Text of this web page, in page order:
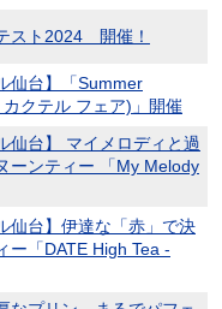
スト2024 開催！
仙台】「Summer
クテル フェア)」開催
仙台】 マイメロディと過
ーンティー 「My Melody
仙台】伊達な「赤」で決
ー「DATE High Tea -